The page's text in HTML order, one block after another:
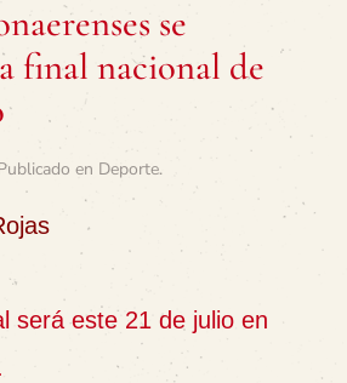
se
final nacional de
en Deporte.
será este 21 de julio en